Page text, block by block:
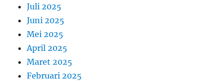
Juli 2025
Juni 2025
Mei 2025
April 2025
Maret 2025
Februari 2025